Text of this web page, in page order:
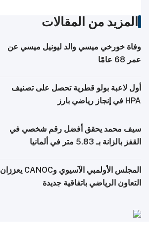
المزيد من المقالات
وفاة خورخي ميسي والد ليونيل ميسي عن
عمر 68 عامًا
أول لاعبة بولو قطرية تحصل على تصنيف
HPA في إنجاز رياضي بارز
سيف محمد يحقق أفضل رقم شخصي في
القفز بالزانة بـ 5.83 متر في ألمانيا
المجلس الأولمبي الآسيوي وCANOC يعززان
التعاون الرياضي باتفاقية جديدة